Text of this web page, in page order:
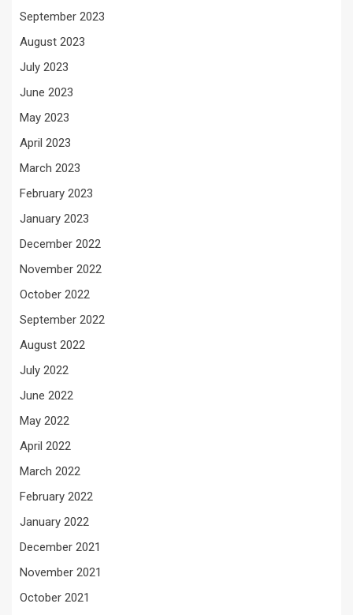
September 2023
August 2023
July 2023
June 2023
May 2023
April 2023
March 2023
February 2023
January 2023
December 2022
November 2022
October 2022
September 2022
August 2022
July 2022
June 2022
May 2022
April 2022
March 2022
February 2022
January 2022
December 2021
November 2021
October 2021